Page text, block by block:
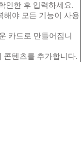
인한 후 입력하세요.
해야 모든 기능이 사용
카드로 만들어집니
콘텐츠를 추가합니다.